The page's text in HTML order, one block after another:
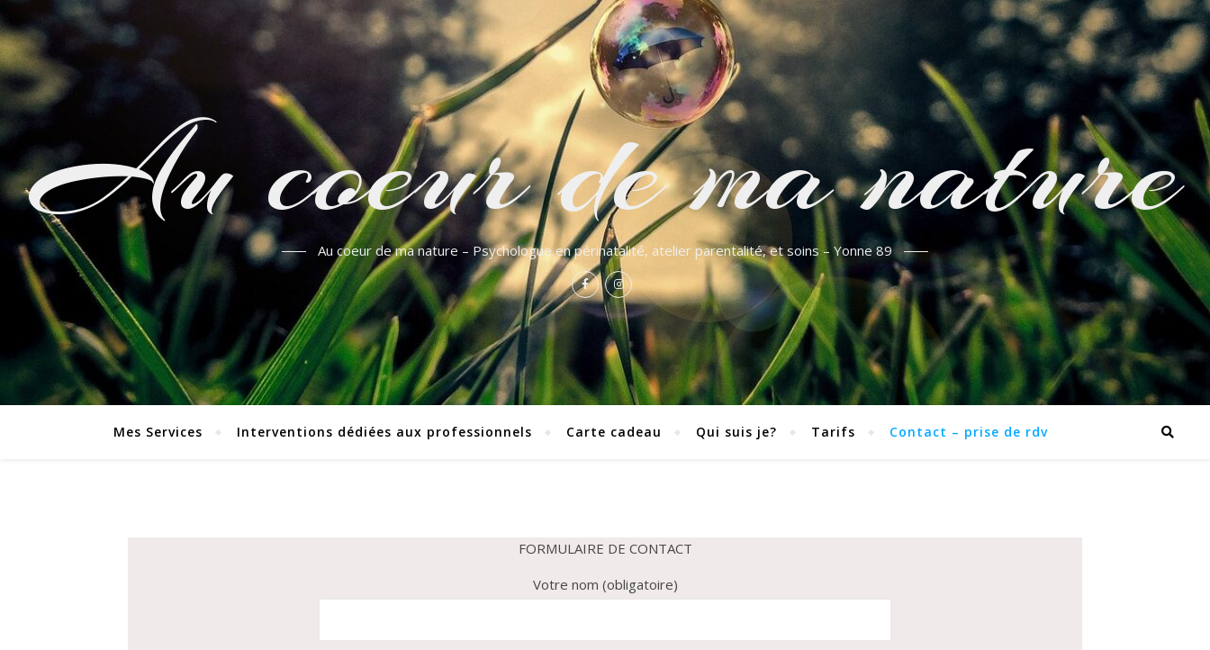
Au coeur de ma nature
Au coeur de ma nature – Psychologue en périnatalité, atelier parentalité, et soins – Yonne 89
Mes Services Interventions dédiées aux professionnels Carte cadeau Qui suis je? Tarifs Contact – prise de rdv
FORMULAIRE DE CONTACT
Votre nom (obligatoire)